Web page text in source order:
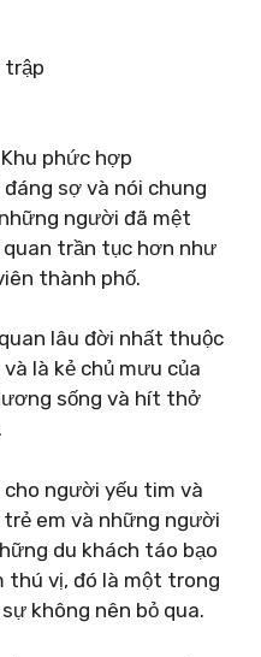
trập
phức hợp
sợ và nói chung
người đã mệt
trần tục hơn như
thành phố.
lâu đời nhất thuộc
là kẻ chủ mưu của
sống và hít thở
cho người yếu tim và
em và những người
du khách táo bạo
thú vị, đó là một trong
không nên bỏ qua.